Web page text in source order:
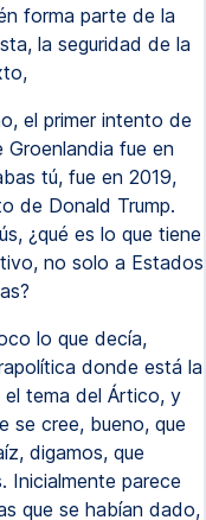
forma parte de la
la seguridad de la
el primer intento de
fue en
tú, fue en 2019,
de Donald Trump.
¿qué es lo que tiene
no solo a Estados
lo que decía,
donde está la
el tema del Ártico, y
se cree, bueno, que
digamos, que
Inicialmente parece
que se habían dado,